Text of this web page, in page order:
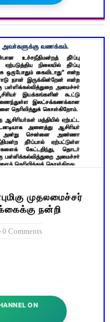
முதலமைச்சர்
நன்றி
0 Comments
ON